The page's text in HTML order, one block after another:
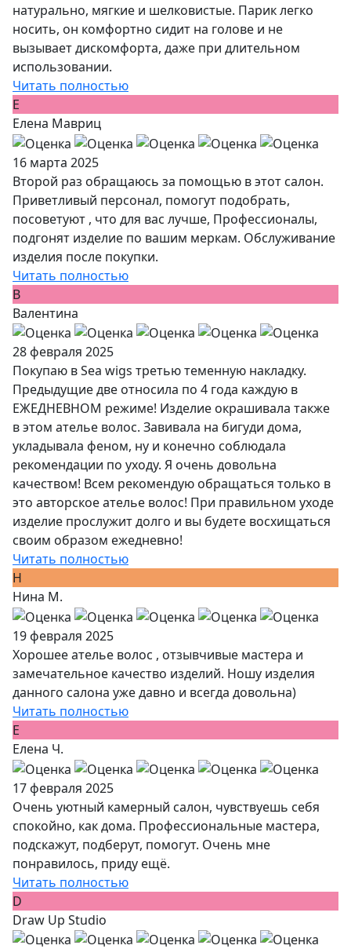
натурально, мягкие и шелковистые. Парик легко
носить, он комфортно сидит на голове и не
вызывает дискомфорта, даже при длительном
использовании.
Читать полностью
Е
Елена Мавриц
16 марта 2025
Второй раз обращаюсь за помощью в этот салон.
Приветливый персонал, помогут подобрать,
посоветуют , что для вас лучше, Профессионалы,
подгонят изделие по вашим меркам. Обслуживание
изделия после покупки.
Читать полностью
В
Валентина
28 февраля 2025
Покупаю в Sea wigs третью теменную накладку.
Предыдущие две относила по 4 года каждую в
ЕЖЕДНЕВНОМ режиме! Изделие окрашивала также
в этом ателье волос. Завивала на бигуди дома,
укладывала феном, ну и конечно соблюдала
рекомендации по уходу. Я очень довольна
качеством! Всем рекомендую обращаться только в
это авторское ателье волос! При правильном уходе
изделие прослужит долго и вы будете восхищаться
своим образом ежедневно!
Читать полностью
Н
Нина М.
19 февраля 2025
Хорошее ателье волос , отзывчивые мастера и
замечательное качество изделий. Ношу изделия
данного салона уже давно и всегда довольна)
Читать полностью
Е
Елена Ч.
17 февраля 2025
Очень уютный камерный салон, чувствуешь себя
спокойно, как дома. Профессиональные мастера,
подскажут, подберут, помогут. Очень мне
понравилось, приду ещё.
Читать полностью
D
Draw Up Studio